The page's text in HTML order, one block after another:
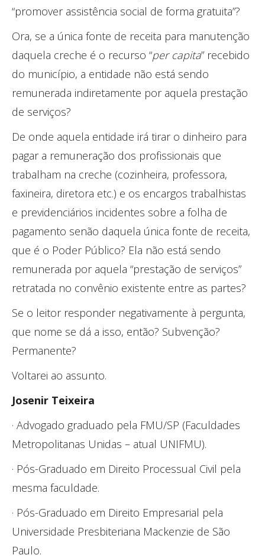
“promover assistência social de forma gratuita”?
Ora, se a única fonte de receita para manutenção
daquela creche é o recurso “per capita” recebido
do município, a entidade não está sendo
remunerada indiretamente por aquela prestação
de serviços?
De onde aquela entidade irá tirar o dinheiro para
pagar a remuneração dos profissionais que
trabalham na creche (cozinheira, professora,
faxineira, diretora etc.) e os encargos trabalhistas
e previdenciários incidentes sobre a folha de
pagamento senão daquela única fonte de receita,
que é o Poder Público? Ela não está sendo
remunerada por aquela “prestação de serviços”
retratada no convênio existente entre as partes?
Se o leitor responder negativamente à pergunta,
que nome se dá a isso, então? Subvenção?
Permanente?
Voltarei ao assunto.
Josenir Teixeira
· Advogado graduado pela FMU/SP (Faculdades
Metropolitanas Unidas – atual UNIFMU).
· Pós-Graduado em Direito Processual Civil pela
mesma faculdade.
· Pós-Graduado em Direito Empresarial pela
Universidade Presbiteriana Mackenzie de São
Paulo.